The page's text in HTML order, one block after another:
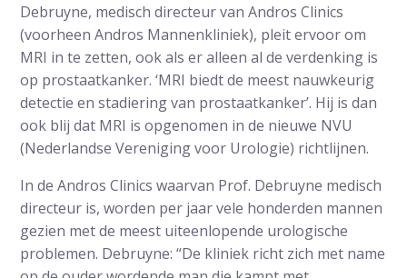
Debruyne, medisch directeur van Andros Clinics
(voorheen Andros Mannenkliniek), pleit ervoor om
MRI in te zetten, ook als er alleen al de verdenking is
op prostaatkanker. ‘MRI biedt de meest nauwkeurig
detectie en stadiering van prostaatkanker’. Hij is dan
ook blij dat MRI is opgenomen in de nieuwe NVU
(Nederlandse Vereniging voor Urologie) richtlijnen.
In de Andros Clinics waarvan Prof. Debruyne medisch
directeur is, worden per jaar vele honderden mannen
gezien met de meest uiteenlopende urologische
problemen. Debruyne: “De kliniek richt zich met name